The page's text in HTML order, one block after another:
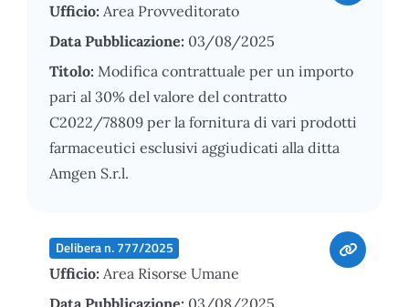
Ufficio: Area Provveditorato
Data Pubblicazione: 03/08/2025
Titolo: Modifica contrattuale per un importo
pari al 30% del valore del contratto
C2022/78809 per la fornitura di vari prodotti
farmaceutici esclusivi aggiudicati alla ditta
Amgen S.r.l.
Delibera n. 777/2025
Ufficio: Area Risorse Umane
Data Pubblicazione: 03/08/2025